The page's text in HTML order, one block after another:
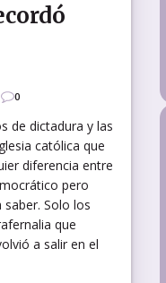
0
de dictadura y las
católica que
diferencia entre
pero
Solo los
que
a salir en el